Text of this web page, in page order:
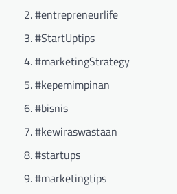
#entrepreneurlife
#StartUptips
#marketingStrategy
#kepemimpinan
#bisnis
#kewiraswastaan
#startups
#marketingtips